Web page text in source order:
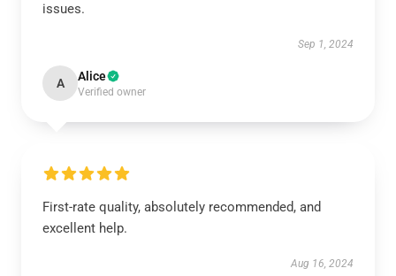
issues.
Sep 1, 2024
A Alice
Verified owner
First-rate quality, absolutely recommended, and
excellent help.
Aug 16, 2024